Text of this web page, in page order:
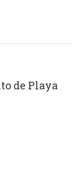
de Playa